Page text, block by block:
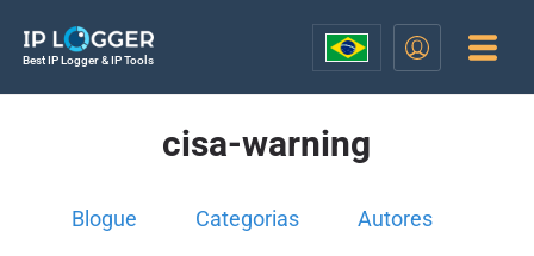
Best IP Logger & IP Tools
cisa-warning
Blogue Categorias Autores